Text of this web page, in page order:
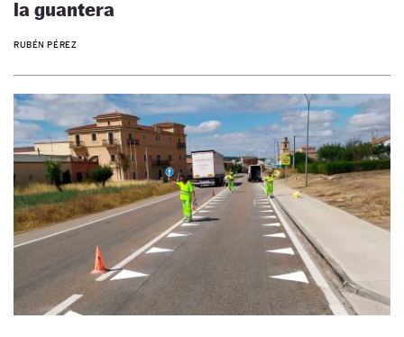
la guantera
RUBÉN PÉREZ